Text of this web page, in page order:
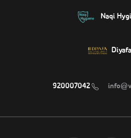
Naqi
Diyafa
920007042